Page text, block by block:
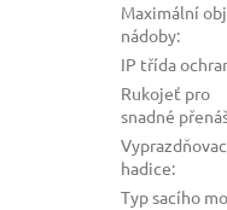
Maximální
nádoby:
IP třída
Rukojeť pro
snadné
hadice:
Typ sacího